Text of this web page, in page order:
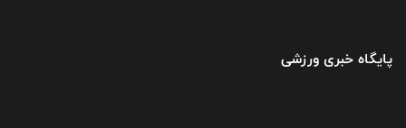
پایگاه خبری ورزشی